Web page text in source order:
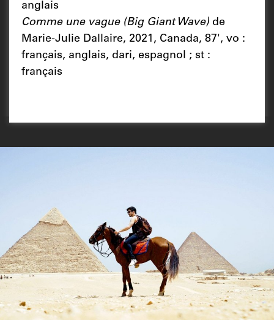
anglais
Comme une vague (Big Giant Wave) de
Marie-Julie Dallaire, 2021, Canada, 87', vo :
français, anglais, dari, espagnol ; st :
français